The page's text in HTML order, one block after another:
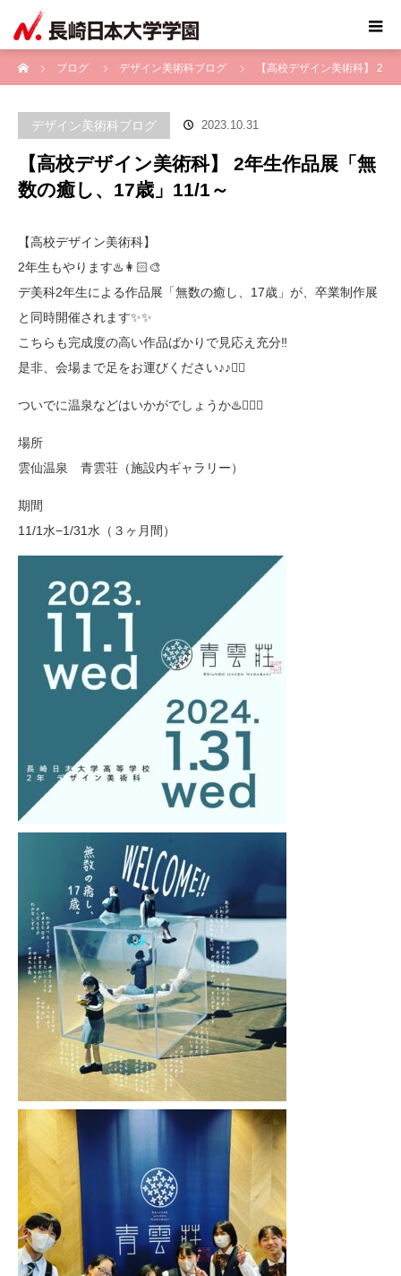
ブログ
デザイン美術科ブログ 【高校デザイン美術科】 2
デザイン美術科ブログ 2023.10.31
【高校デザイン美術科】 2年生作品展「無
数の癒し、17歳」11/1～
【高校デザイン美術科】
2年生もやります♨️👩🏻‍🎨
デ美科2年生による作品展「無数の癒し、17歳」が、卒業制作展
と同時開催されます✨✨
こちらも完成度の高い作品ばかりで見応え充分‼️
是非、会場まで足をお運びください♪♪🙇‍♀️
ついでに温泉などはいかがでしょうか♨️🧚🏻‍♀️
場所
雲仙温泉 青雲荘（施設内ギャラリー）
期間
11/1水−1/31水（３ヶ月間）